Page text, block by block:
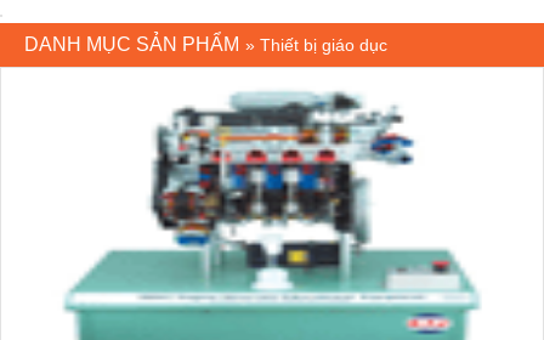
DANH MỤC SẢN PHẨM » Thiết bị giáo dục